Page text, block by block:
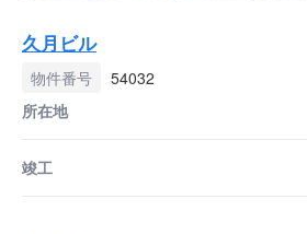
久月ビル
物件番号
54032
所在地
竣工